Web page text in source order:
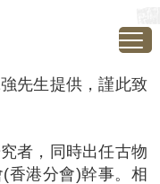
先生提供，謹此致
者，同時出任古物
香港分會)幹事。相